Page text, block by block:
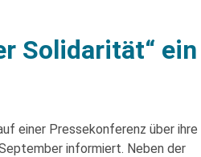
Solidarität“ ein
einer Pressekonferenz über ihre
informiert. Neben der